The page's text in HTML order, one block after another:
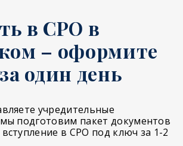
в СРО в
– оформите
один день
учредительные
подготовим пакет документов
в СРО под ключ за 1-2